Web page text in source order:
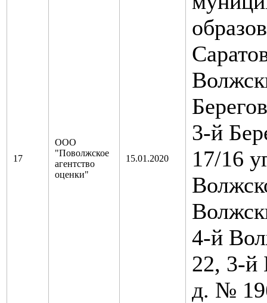
17
ООО
"Поволжское
агентство
оценки"
15.01.2020
3-й
17/16
4-й
22, 3-й
д. №